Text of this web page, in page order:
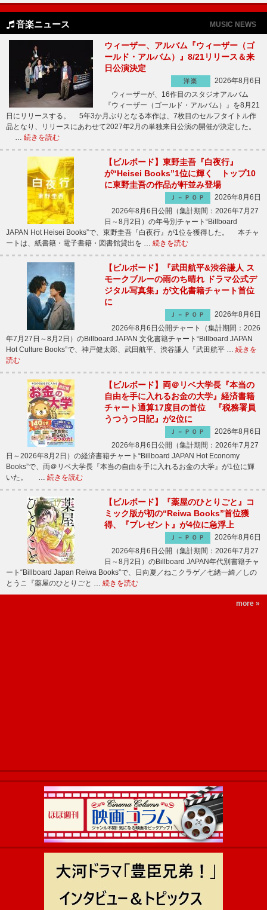
音楽ニュース MUSIC NEWS
ウィーザー、アルバム『ウィーザー（ゴ
ールド・アルバム）』8/21リリース＆来
日公演決定
洋楽
2026年8月6日
ウィーザーが、16作目のスタジオアルバム
『ウィーザー（ゴールド・アルバム）』を8月21
日にリリースする。 5年3か月ぶりとなる本作は、7枚目のセルフタイトル作
品となり、リリースにあわせて2027年2月の単独来日公演の開催が決定した。
… 続きを読む
【ビルボード】東野圭吾『白夜行』
が“Heisei Books”1位に輝く トップ10
に東野圭吾の作品が軒並み登場
Ｊ－ＰＯＰ
2026年8月6日
2026年8月6日公開（集計期間：2026年7月27
日～8月2日）の年号別チャート“Billboard
JAPAN Hot Heisei Books”で、東野圭吾『白夜行』が1位を獲得した。 本チャ
ートは、紙書籍・電子書籍・図書館貸出を … 続きを読む
【ビルボード】『武田航平&渋谷謙人 ス
モークブルーの雨のち晴れ ドラマ公式デ
ジタル写真集』が文化書籍チャート首位
に
Ｊ－ＰＯＰ
2026年8月6日
2026年8月6日公開チャート（集計期間：2026
年7月27日～8月2日）のBillboard JAPAN 文化書籍チャート“Billboard JAPAN
Hot Culture Books”で、神戸健太郎、武田航平、渋谷謙人『武田航平 … 続きを
読む
【ビルボード】両＠リベ大学長『本当の
自由を手に入れるお金の大学』経済書籍
チャート通算17度目の首位 『税務署員
うつうつ日記』が2位に
Ｊ－ＰＯＰ
2026年8月6日
2026年8月6日公開（集計期間：2026年7月27
日～2026年8月2日）の経済書籍チャート“Billboard JAPAN Hot Economy
Books”で、両＠リベ大学長『本当の自由を手に入れるお金の大学』が1位に輝
いた。 … 続きを読む
【ビルボード】『薬屋のひとりごと』コ
ミック版が初の“Reiwa Books”首位獲
得、『プレゼント』が4位に急浮上
Ｊ－ＰＯＰ
2026年8月6日
2026年8月6日公開（集計期間：2026年7月27
日～8月2日）のBillboard JAPAN年代別書籍チャ
ート“Billboard Japan Reiwa Books”で、日向夏／ねこクラゲ／七緒一綺／しの
とうこ『薬屋のひとりごと … 続きを読む
more »